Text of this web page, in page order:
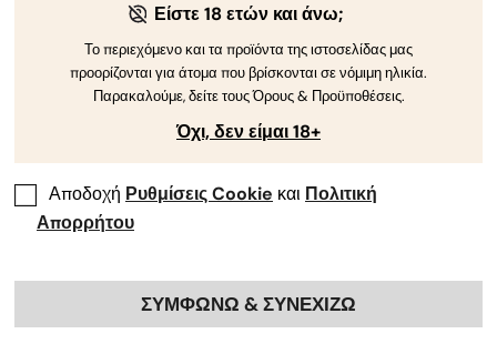
The RQS Blog
Blog για το Lifestyle της Κάνναβης Pikilíes kai
Είστε 18 ετών και άνω;
Το περιεχόμενο και τα προϊόντα της ιστοσελίδας μας
προορίζονται για άτομα που βρίσκονται σε νόμιμη ηλικία.
Παρακαλούμε, δείτε τους Όρους & Προϋποθέσεις.
Όχι, δεν είμαι 18+
Αποδοχή Ρυθμίσεις Cookie και Πολιτική
Απορρήτου
ΣΥΜΦΩΝΩ & ΣΥΝΕΧΙΖΩ